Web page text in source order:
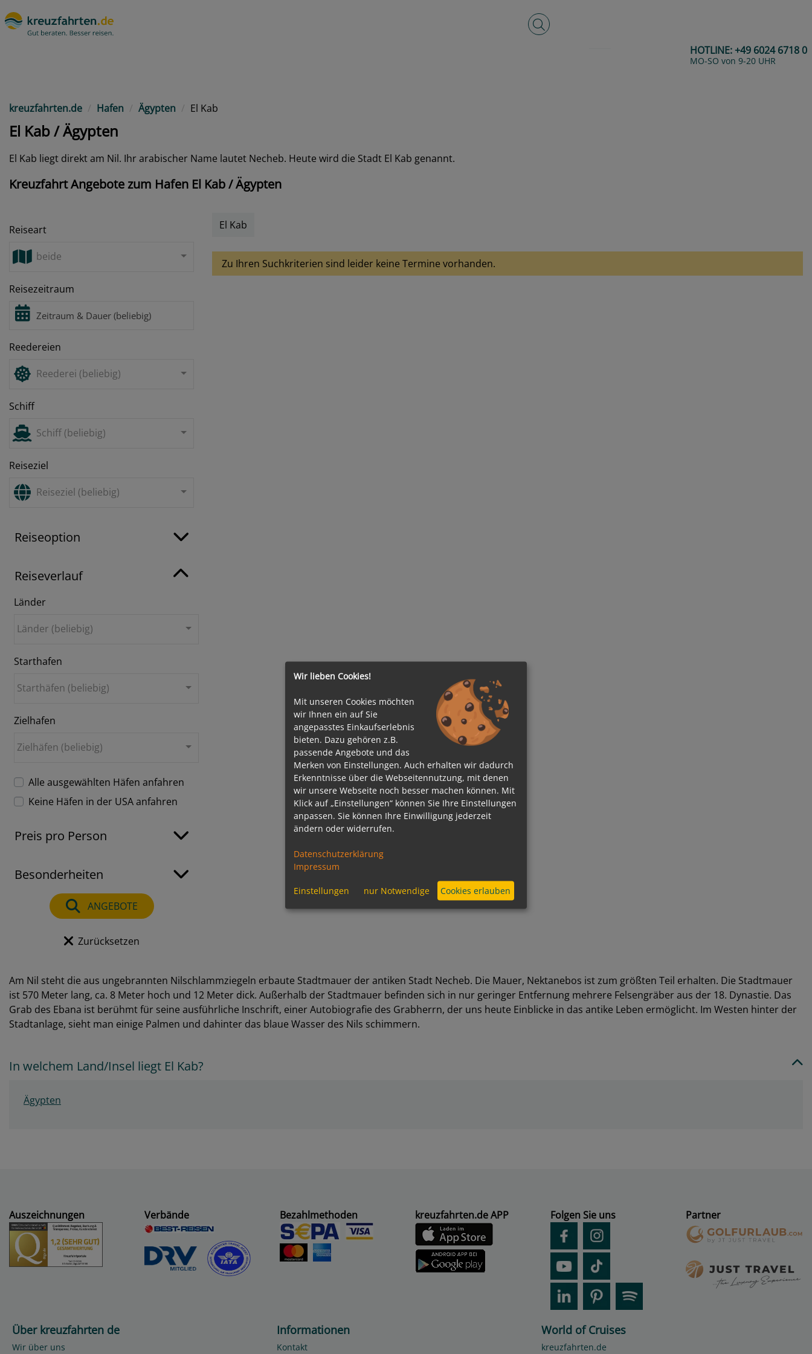
Volltextsuche
HOTLINE:+49 6024 6718 0
MO-SO von 9-20 UHR
kreuzfahrten.de Hafen Ägypten El Kab
El Kab / Ägypten
El Kab liegt direkt am Nil. Ihr arabischer Name lautet Necheb. Heute wird die Stadt El Kab genannt.
Kreuzfahrt Angebote zum Hafen El Kab / Ägypten
Reiseart
beide
Reisezeitraum
Reedereien
Reederei (beliebig)
Schiff
Schiff (beliebig)
Reiseziel
Reiseziel (beliebig)
Reiseoption
Reiseverlauf
Länder
Länder (beliebig)
Starthafen
Starthäfen (beliebig)
Zielhafen
Zielhäfen (beliebig)
Alle ausgewählten Häfen anfahren
Keine Häfen in der USA anfahren
Preis pro Person
Besonderheiten
ANGEBOTE
Zurücksetzen
El Kab
Zu Ihren Suchkriterien sind leider keine Termine vorhanden.
Am Nil steht die aus ungebrannten Nilschlammziegeln erbaute Stadtmauer der antiken Stadt Necheb. Die Mauer, Nektanebos ist zum größten Teil erhalten. Die Stadtmauer
ist 570 Meter lang, ca. 8 Meter hoch und 12 Meter dick. Außerhalb der Stadtmauer befinden sich in nur geringer Entfernung mehrere Felsengräber aus der 18. Dynastie. Das
Grab des Ebana ist berühmt für seine ausführliche Inschrift, einer Autobiografie des Grabherrn, der uns heute Einblicke in das antike Leben ermöglicht. Im Westen hinter der
Stadtanlage, sieht man einige Palmen und dahinter das blaue Wasser des Nils schimmern.
In welchem Land/Insel liegt El Kab?
Ägypten
Auszeichnungen Verbände Bezahlmethoden kreuzfahrten.de APP Folgen Sie uns Partner
Über kreuzfahrten de
Wir über uns
Informationen
Kontakt
World of Cruises
kreuzfahrten.de
Wir lieben Cookies!
Mit unseren Cookies möchten
wir Ihnen ein auf Sie
angepasstes Einkaufserlebnis
bieten. Dazu gehören z.B.
passende Angebote und das
Merken von Einstellungen. Auch erhalten wir dadurch
Erkenntnisse über die Webseitennutzung, mit denen
wir unsere Webseite noch besser machen können. Mit
Klick auf „Einstellungen“ können Sie Ihre Einstellungen
anpassen. Sie können Ihre Einwilligung jederzeit
ändern oder widerrufen.
Datenschutzerklärung
Impressum
Einstellungen nur Notwendige Cookies erlauben